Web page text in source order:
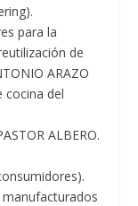
para la
de
ARAZO
cocina del
ALBERO.
manufacturados